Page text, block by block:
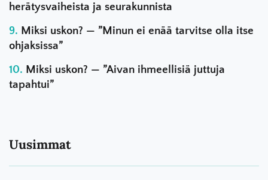
herätysvaiheista ja seurakunnista
Miksi uskon? — ”Minun ei enää tarvitse olla itse
ohjaksissa”
Miksi uskon? — ”Aivan ihmeellisiä juttuja
tapahtui”
Uusimmat